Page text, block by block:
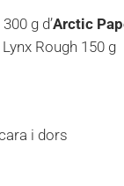
g d’Arctic
Rough 150 g
i dors